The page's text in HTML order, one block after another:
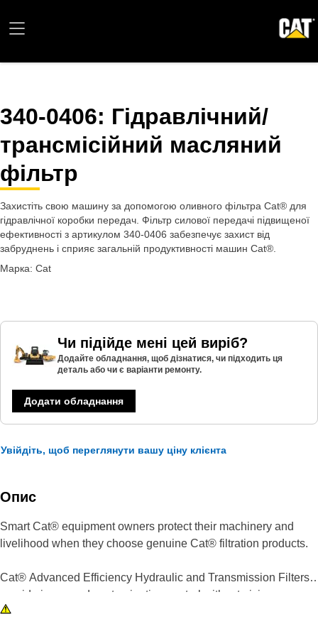
340-0406: Гідравлічний/
трансмісійний масляний
фільтр
Захистіть свою машину за допомогою оливного фільтра Cat® для
гідравлічної коробки передач. Фільтр силової передачі підвищеної
ефективності з артикулом 340-0406 забезпечує захист від
забруднень і сприяє загальній продуктивності машин Cat®.
Марка: Cat
Чи підійде мені цей виріб?
Додайте обладнання, щоб дізнатися, чи підходить ця
деталь або чи є варіанти ремонту.
Додати обладнання
Увійдіть, щоб переглянути вашу ціну клієнта
Опис
Smart Cat® equipment owners protect their machinery and
livelihood when they choose genuine Cat® filtration products.
Cat® Advanced Efficiency Hydraulic and Transmission Filters
provide increased contamination control without giving up
superior dirt-holding. Using improved filter media, our filters